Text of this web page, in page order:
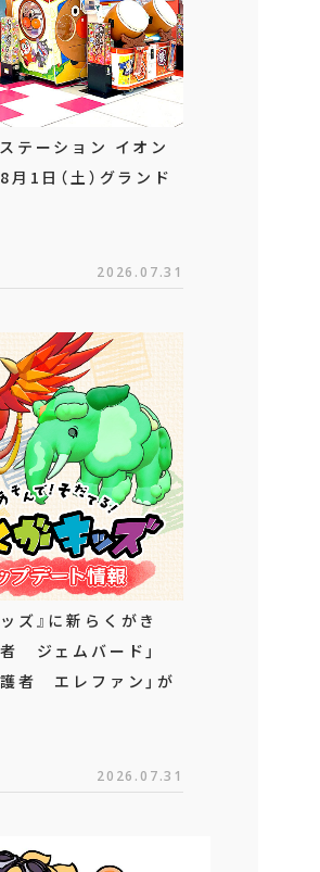
テーション イオン
月1日（土）グランド
2026.07.31
ズ』に新らくがき
ジェムバード」
護者 エレファン」が
2026.07.31